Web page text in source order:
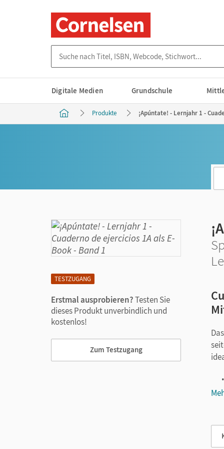
Digitale Medien Grundschule
Produkte ¡Apúntate! - Lernjahr 1 -
TESTZUGANG
Erstmal ausprobieren?Testen Sie
dieses Produkt unverbindlich und
kostenlos!
Zum Testzugang